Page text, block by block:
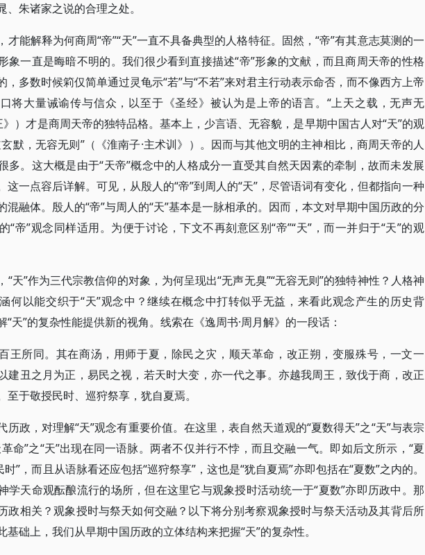
、朱诸家之说的合理之处。
才能解释为何商周“帝”“天”一直不具备典型的人格特征。固然，“帝”有其意志莫测的一
象一直是晦暗不明的。我们很少看到直接描述“帝”形象的文献，而且商周天帝的性格
，多数时候筣仅简单通过灵龟示“若”与“不若”来对君主行动表示命否，而不像西方上帝
将大量诫谕传与信众，以至于《圣经》被认为是上帝的语言。“上天之载，无声无
》）才是商周天帝的独特品格。基本上，少言语、无容貌，是早期中国古人对“天”的观
默，无容无则”（《淮南子·主术训》）。因而与其他文明的主神相比，商周天帝的人
多。这大概是由于“天帝”概念中的人格成分一直受其自然天因素的牵制，故而未发展
这一点容后详解。可见，从殷人的“帝”到周人的“天”，尽管语词有变化，但都指向一种
混融体。殷人的“帝”与周人的“天”基本是一脉相承的。因而，本文对早期中国历政的分
“帝”观念同样适用。为便于讨论，下文不再刻意区别“帝”“天”，而一并归于“天”的观
“天”作为三代宗教信仰的对象，为何呈现出“无声无臭”“无容无则”的独特神性？人格神
何以能交织于“天”观念中？继续在概念中打转似乎无益，来看此观念产生的历史背
“天”的复杂性能提供新的视角。线索在《逸周书·周月解》的一段话：
王所同。其在商汤，用师于夏，除民之灾，顺天革命，改正朔，变服殊号，一文一
建丑之月为正，易民之视，若天时大变，亦一代之事。亦越我周王，致伐于商，改正
至于敬授民时、巡狩祭享，犹自夏焉。
历政，对理解“天”观念有重要价值。在这里，表自然天道观的“夏数得天”之“天”与表宗
命”之“天”出现在同一语脉。两者不仅并行不悖，而且交融一气。即如后文所示，“夏
时”，而且从语脉看还应包括“巡狩祭享”，这也是“犹自夏焉”亦即包括在“夏数”之内的。
学天命观酝酿流行的场所，但在这里它与观象授时活动统一于“夏数”亦即历政中。那
政相关？观象授时与祭天如何交融？以下将分别考察观象授时与祭天活动及其背后所
基础上，我们从早期中国历政的立体结构来把握“天”的复杂性。